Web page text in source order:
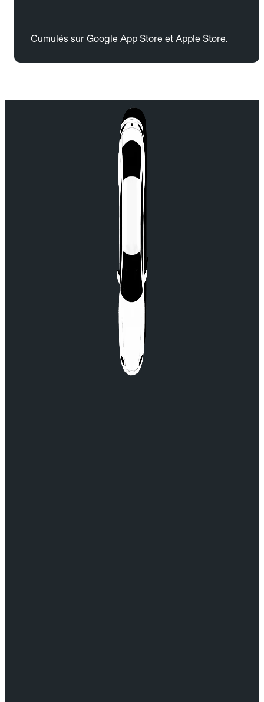
Cumulés sur Google App Store et Apple Store.